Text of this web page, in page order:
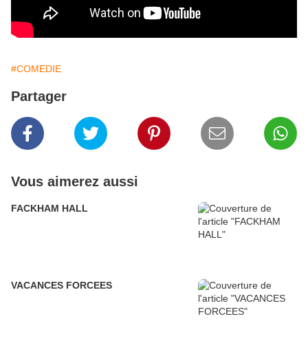
#COMEDIE
Partager
Vous aimerez aussi
FACKHAM HALL
VACANCES FORCEES